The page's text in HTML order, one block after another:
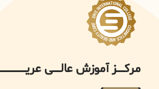
مرکــــــز آموزش عالــــــی